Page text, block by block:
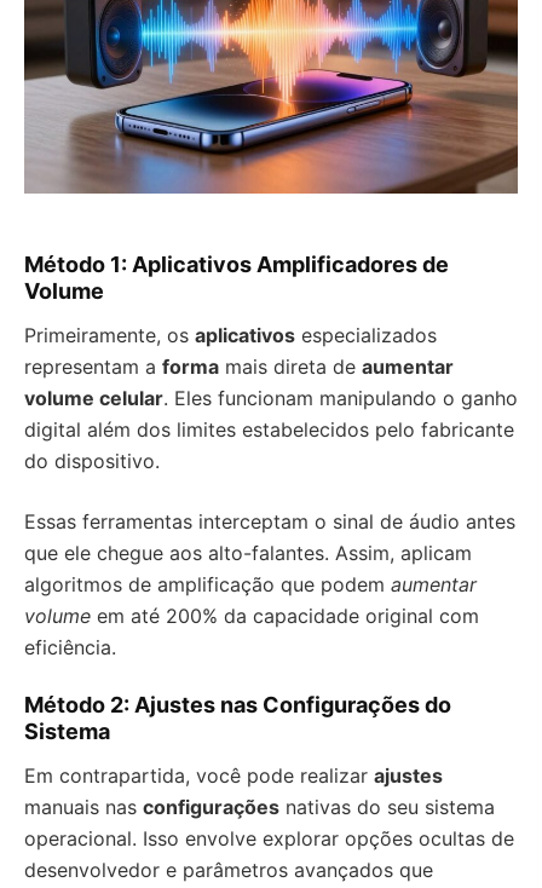
Método 1: Aplicativos Amplificadores de
Volume
Primeiramente, os aplicativos especializados
representam a forma mais direta de aumentar
volume celular. Eles funcionam manipulando o ganho
digital além dos limites estabelecidos pelo fabricante
do dispositivo.
Essas ferramentas interceptam o sinal de áudio antes
que ele chegue aos alto-falantes. Assim, aplicam
algoritmos de amplificação que podem aumentar
volume em até 200% da capacidade original com
eficiência.
Método 2: Ajustes nas Configurações do
Sistema
Em contrapartida, você pode realizar ajustes
manuais nas configurações nativas do seu sistema
operacional. Isso envolve explorar opções ocultas de
desenvolvedor e parâmetros avançados que